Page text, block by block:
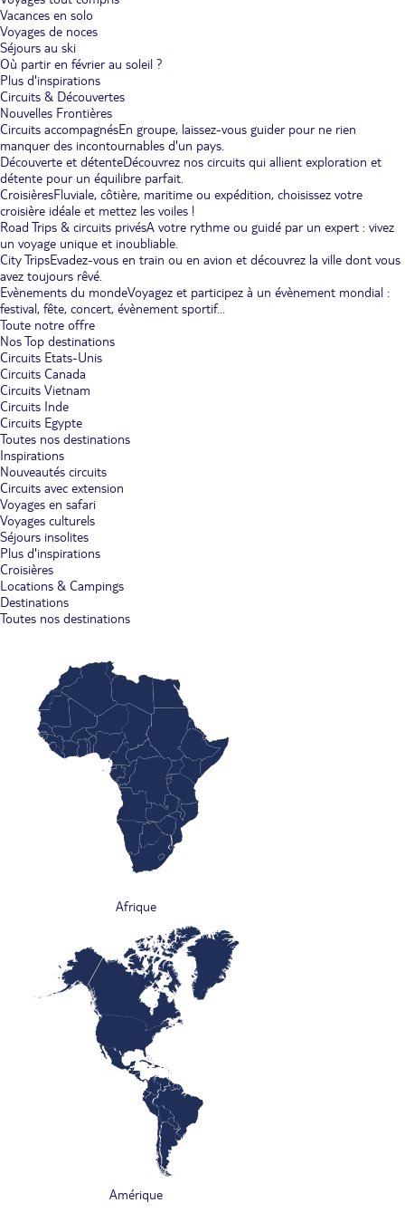
Vacances en solo
Voyages de noces
Séjours au ski
Où partir en février au soleil ?
Plus d'inspirations
Circuits & Découvertes
Nouvelles Frontières
Circuits accompagnésEn groupe, laissez-vous guider pour ne rien
manquer des incontournables d'un pays.
Découverte et détenteDécouvrez nos circuits qui allient exploration et
détente pour un équilibre parfait.
CroisièresFluviale, côtière, maritime ou expédition, choisissez votre
croisière idéale et mettez les voiles !
Road Trips & circuits privésA votre rythme ou guidé par un expert : vivez
un voyage unique et inoubliable.
City TripsEvadez-vous en train ou en avion et découvrez la ville dont vous
avez toujours rêvé.
Evènements du mondeVoyagez et participez à un évènement mondial :
festival, fête, concert, évènement sportif...
Toute notre offre
Nos Top destinations
Circuits Etats-Unis
Circuits Canada
Circuits Vietnam
Circuits Inde
Circuits Egypte
Toutes nos destinations
Inspirations
Nouveautés circuits
Circuits avec extension
Voyages en safari
Voyages culturels
Séjours insolites
Plus d'inspirations
Croisières
Locations & Campings
Destinations
Toutes nos destinations
Afrique
Amérique